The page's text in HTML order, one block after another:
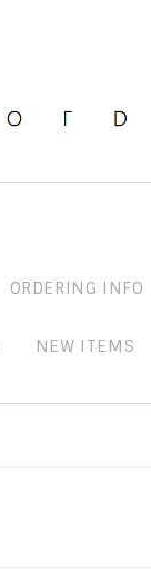
ORDERING INFO
NEW ITEMS